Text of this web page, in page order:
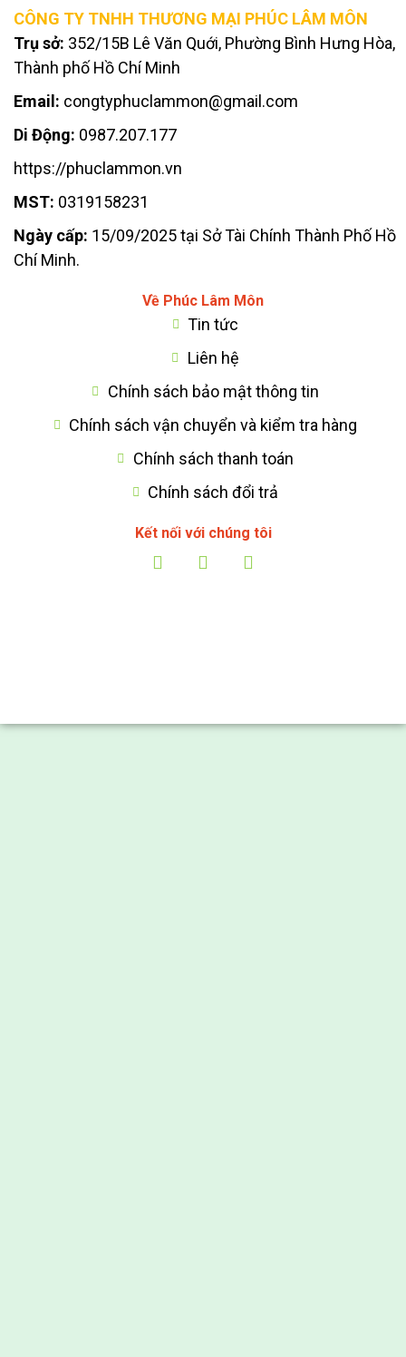
CÔNG TY TNHH THƯƠNG MẠI PHÚC LÂM MÔN
Trụ sở: 352/15B Lê Văn Quới, Phường Bình Hưng Hòa,
Thành phố Hồ Chí Minh
Email: congtyphuclammon@gmail.com
Di Động: 0987.207.177
https://phuclammon.vn
MST: 0319158231
Ngày cấp: 15/09/2025 tại Sở Tài Chính Thành Phố Hồ
Chí Minh.
Về Phúc Lâm Môn
Tin tức
Liên hệ
Chính sách bảo mật thông tin
Chính sách vận chuyển và kiểm tra hàng
Chính sách thanh toán
Chính sách đổi trả
Kết nối với chúng tôi